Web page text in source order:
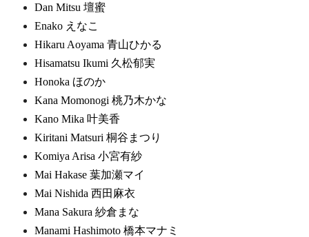
Dan Mitsu 壇蜜
Enako えなこ
Hikaru Aoyama 青山ひかる
Hisamatsu Ikumi 久松郁実
Honoka ほのか
Kana Momonogi 桃乃木かな
Kano Mika 叶美香
Kiritani Matsuri 桐谷まつり
Komiya Arisa 小宮有紗
Mai Hakase 葉加瀬マイ
Mai Nishida 西田麻衣
Mana Sakura 紗倉まな
Manami Hashimoto 橋本マナミ